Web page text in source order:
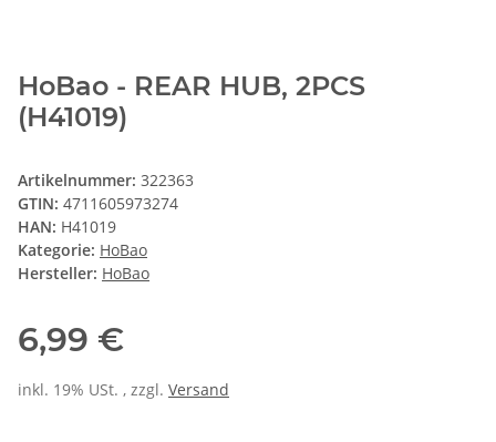
HoBao - REAR HUB, 2PCS
(H41019)
Artikelnummer: 322363
GTIN: 4711605973274
HAN: H41019
Kategorie: HoBao
Hersteller: HoBao
6,99 €
inkl. 19% USt. , zzgl. Versand